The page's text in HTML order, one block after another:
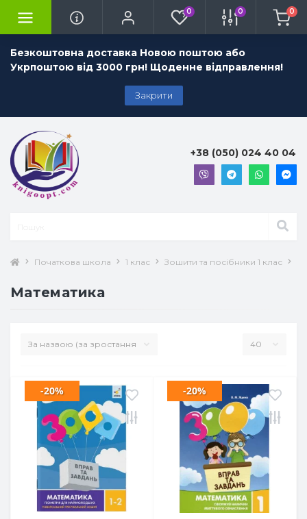
Безкоштовна доставка Новою поштою або
Укрпоштою від 3000 грн! Щоденне відправлення!
Закрити
0 0 0
+38 (050) 024 40 04
Початкова школа 1 клас Зошити та посібники 1 клас
Математика
-20% -20%